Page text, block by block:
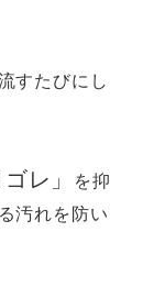
すたびにし
レ」
を抑
汚れを防い